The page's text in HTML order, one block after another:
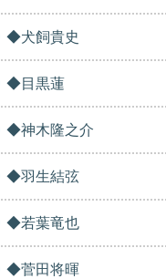
◆犬飼貴史
◆目黒蓮
◆神木隆之介
◆羽生結弦
◆若葉竜也
◆菅田将暉